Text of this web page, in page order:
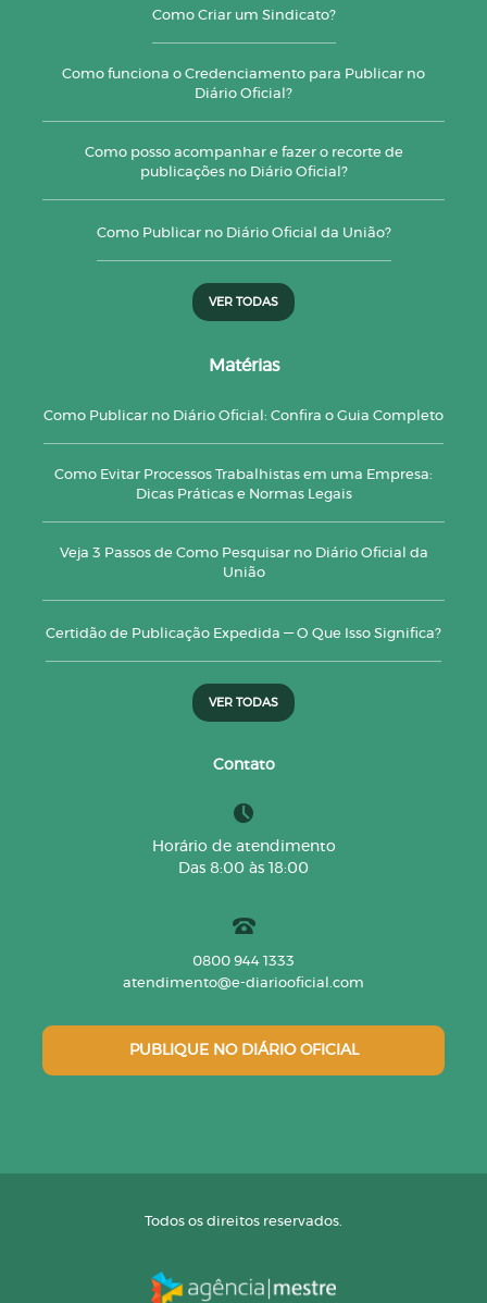
Como Criar um Sindicato?
Como funciona o Credenciamento para Publicar no
Diário Oficial?
Como posso acompanhar e fazer o recorte de
publicações no Diário Oficial?
Como Publicar no Diário Oficial da União?
VER TODAS
Matérias
Como Publicar no Diário Oficial: Confira o Guia Completo
Como Evitar Processos Trabalhistas em uma Empresa:
Dicas Práticas e Normas Legais
Veja 3 Passos de Como Pesquisar no Diário Oficial da
União
Certidão de Publicação Expedida — O Que Isso Significa?
VER TODAS
Contato
Horário de atendimento
Das 8:00 às 18:00
0800 944 1333
atendimento@e-diariooficial.com
PUBLIQUE NO DIÁRIO OFICIAL
Todos os direitos reservados.